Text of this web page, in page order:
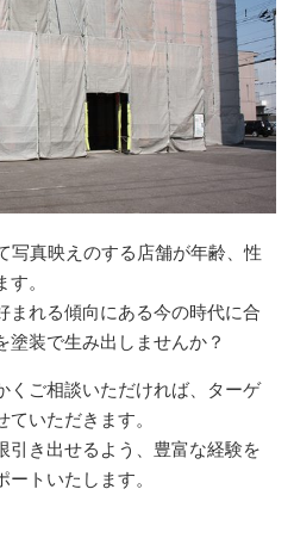
写真映えのする店舗が年齢、性
。
まれる傾向にある今の時代に合
塗装で生み出しませんか？
くご相談いただければ、ターゲ
いただきます。
引き出せるよう、豊富な経験を
トいたします。